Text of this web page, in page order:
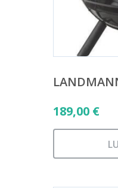
189,00 €